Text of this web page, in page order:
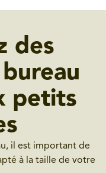
des
petits
il est important de
à la taille de votre